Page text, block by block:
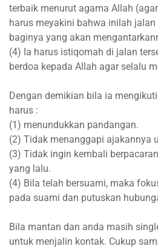
terbaik menurut agama Allah
harus meyakini bahwa inilah
baginya yang akan
(4) Ia harus istiqomah di jalan
berdoa kepada Allah agar selalu
Dengan demikian bila ia
harus :
(1) menundukkan pandangan.
(2) Tidak menanggapi ajakannya
(3) Tidak ingin kembali
yang lalu.
(4) Bila telah bersuami, maka
pada suami dan putuskan
Bila mantan dan anda masih
untuk menjalin kontak. Cukup